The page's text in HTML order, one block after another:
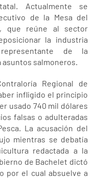
Actualmente se
de la Mesa del
que reúne al sector
la industria
de la
salmoneros.
Regional de
infligido el principio
usado 740 mil dólares
falsas o adulteradas
La acusación del
mientras se debatía
redactada a la
de Bachelet dictó
por el cual absuelve a